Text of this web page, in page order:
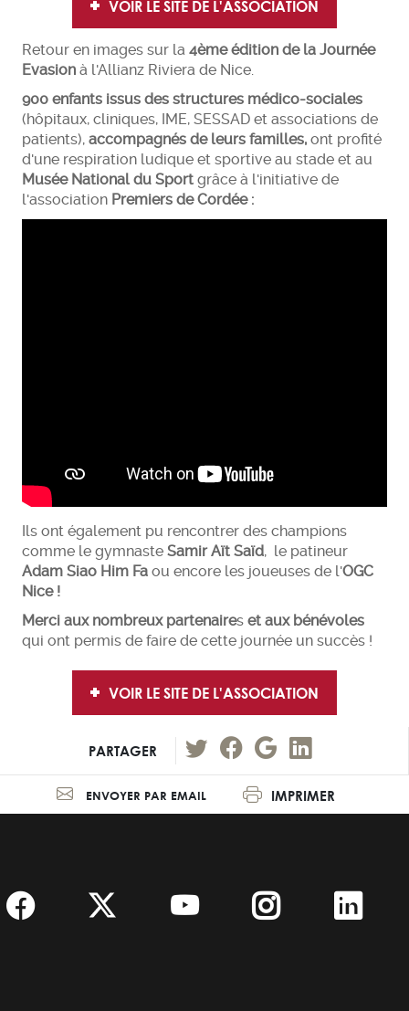
VOIR LE SITE DE L'ASSOCIATION
Retour en images sur la 4ème édition de la Journée
Evasion à l'Allianz Riviera de Nice.
900 enfants issus des structures médico-sociales
(hôpitaux, cliniques, IME, SESSAD et associations de
patients), accompagnés de leurs familles, ont profité
d'une respiration ludique et sportive au stade et au
Musée National du Sport grâce à l'initiative de
l'association Premiers de Cordée :
Ils ont également pu rencontrer des champions
comme le gymnaste Samir Aït Saïd, le patineur
Adam Siao Him Fa ou encore les joueuses de l'OGC
Nice !
Merci aux nombreux partenaires et aux bénévoles
qui ont permis de faire de cette journée un succès !
VOIR LE SITE DE L'ASSOCIATION
PARTAGER
ENVOYER PAR EMAIL IMPRIMER